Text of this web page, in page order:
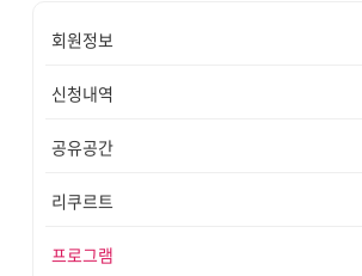
회원정보
신청내역
공유공간
리쿠르트
프로그램